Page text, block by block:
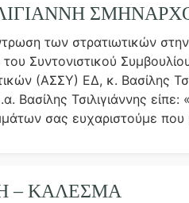
των στρατιωτικών
Συντονιστικού
(ΑΣΣΥ) ΕΔ, κ. Βασίλης
Βασίλης Τσιλιγιάννης
σας ευχαριστούμε
– ΚΑΛΕΣΜΑ